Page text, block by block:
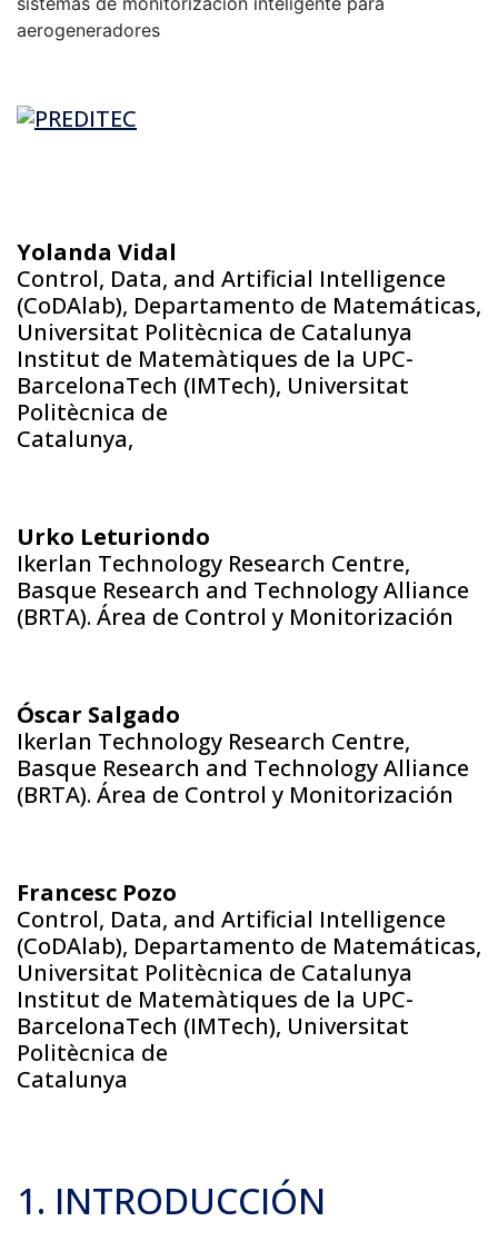
Yolanda Vidal
Control, Data, and Artificial Intelligence
(CoDAlab), Departamento de Matemáticas,
Universitat Politècnica de Catalunya
Institut de Matemàtiques de la UPC-
BarcelonaTech (IMTech), Universitat
Politècnica de
Catalunya,
Urko Leturiondo
Ikerlan Technology Research Centre,
Basque Research and Technology Alliance
(BRTA). Área de Control y Monitorización
Óscar Salgado
Ikerlan Technology Research Centre,
Basque Research and Technology Alliance
(BRTA). Área de Control y Monitorización
Francesc Pozo
Control, Data, and Artificial Intelligence
(CoDAlab), Departamento de Matemáticas,
Universitat Politècnica de Catalunya
Institut de Matemàtiques de la UPC-
BarcelonaTech (IMTech), Universitat
Politècnica de
Catalunya
1. INTRODUCCIÓN